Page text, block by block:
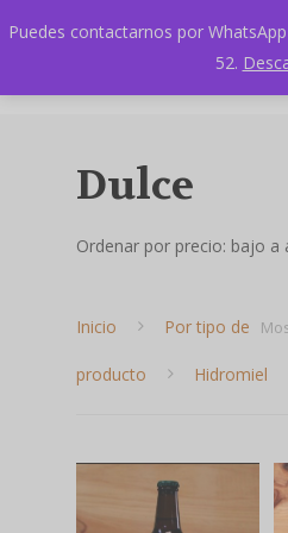
Hit enter to search or ESC
Dulce
Ordenar por precio: bajo a
Inicio Por tipo de
producto Hidromiel
Puedes contactarnos por
52.